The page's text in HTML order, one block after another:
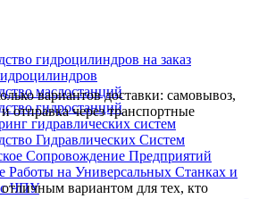
гидроцилиндров на заказ
маслостанций
гидростанций
гидравлических систем
Гидравлических Систем
Сопровождение Предприятий
Работы на Универсальных Станках и
с ЧПУ
вариантов доставки: самовывоз,
отправка через транспортные
вариантом для тех, кто